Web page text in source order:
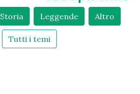
Storia Leggende Altro
Tutti i temi